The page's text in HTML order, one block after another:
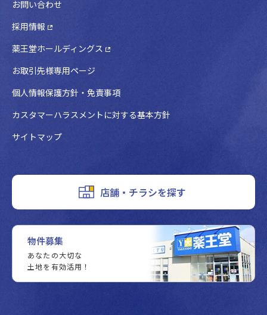
お問い合わせ
採用情報
薬王堂ホールディングス
お取引先様専用ページ
個人情報保護方針・免責事項
カスタマーハラスメントに対する基本方針
サイトマップ
店舗・チラシを探す
物件募集
あなたの大切な
土地を有効活用！